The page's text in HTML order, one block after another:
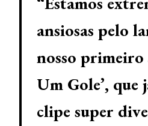
ansiosas pelo
nosso primeiro
Um Gole’, que
clipe super